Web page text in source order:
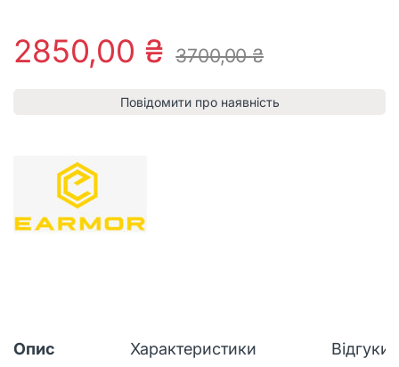
2850,00 ₴ 3700,00₴
Повідомити про наявність
Опис Характеристики Відгуки